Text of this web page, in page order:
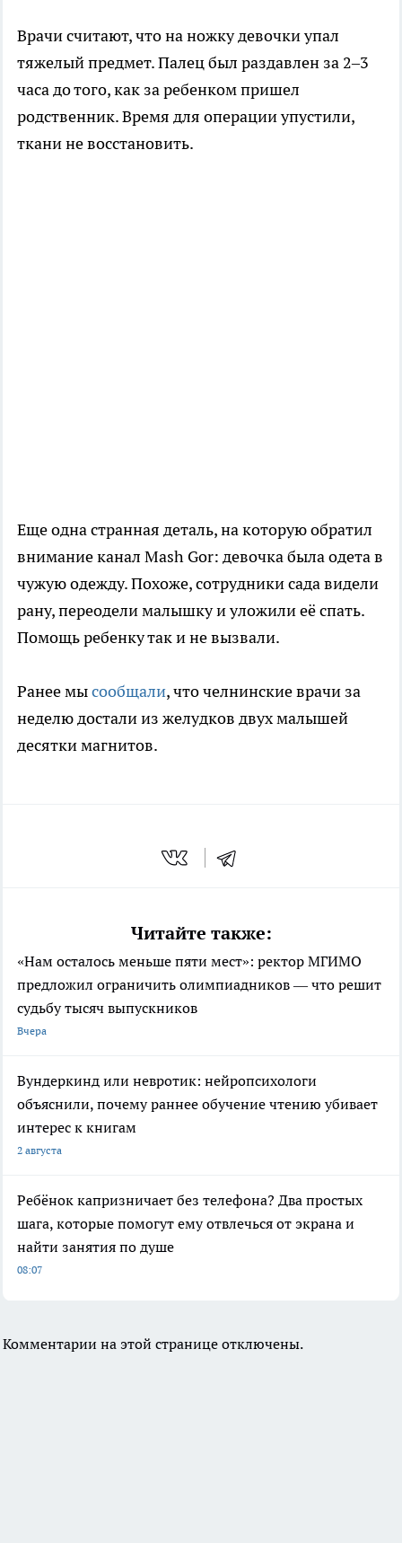
Врачи считают, что на ножку девочки упал
тяжелый предмет. Палец был раздавлен за 2–3
часа до того, как за ребенком пришел
родственник. Время для операции упустили,
ткани не восстановить.
Еще одна странная деталь, на которую обратил
внимание канал Mash Gor: девочка была одета в
чужую одежду. Похоже, сотрудники сада видели
рану, переодели малышку и уложили её спать.
Помощь ребенку так и не вызвали.
Ранее мысообщали, что челнинские врачи за
неделю достали из желудков двух малышей
десятки магнитов.
Читайте также:
«Нам осталось меньше пяти мест»: ректор МГИМО
предложил ограничить олимпиадников — что решит
судьбу тысяч выпускников
Вчера
Вундеркинд или невротик: нейропсихологи
объяснили, почему раннее обучение чтению убивает
интерес к книгам
2 августа
Ребёнок капризничает без телефона? Два простых
шага, которые помогут ему отвлечься от экрана и
найти занятия по душе
08:07
Комментарии на этой странице отключены.